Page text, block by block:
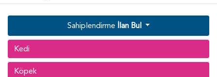
Sahiplendirme İlan Bul
Kedi
Köpek